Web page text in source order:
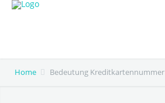
Home Bedeutung Kreditkartennummer